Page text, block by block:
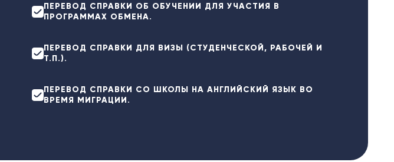
ПЕРЕВОД СПРАВКИ ОБ ОБУЧЕНИИ ДЛЯ УЧАСТИЯ В
ПРОГРАММАХ ОБМЕНА.
ПЕРЕВОД СПРАВКИ ДЛЯ ВИЗЫ (СТУДЕНЧЕСКОЙ, РАБОЧЕЙ И
Т.П.).
ПЕРЕВОД СПРАВКИ СО ШКОЛЫ НА АНГЛИЙСКИЙ ЯЗЫК ВО
ВРЕМЯ МИГРАЦИИ.